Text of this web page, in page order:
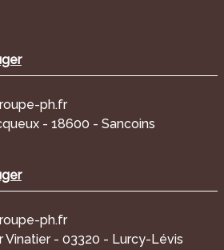
ph.fr
- 18600 - Sancoins
ph.fr
Vinatier - 03320 - Lurcy-Lévis